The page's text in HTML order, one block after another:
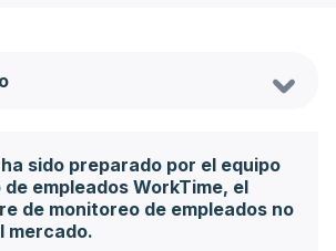
sido preparado por el equipo
empleados WorkTime, el
de monitoreo de empleados no
mercado.